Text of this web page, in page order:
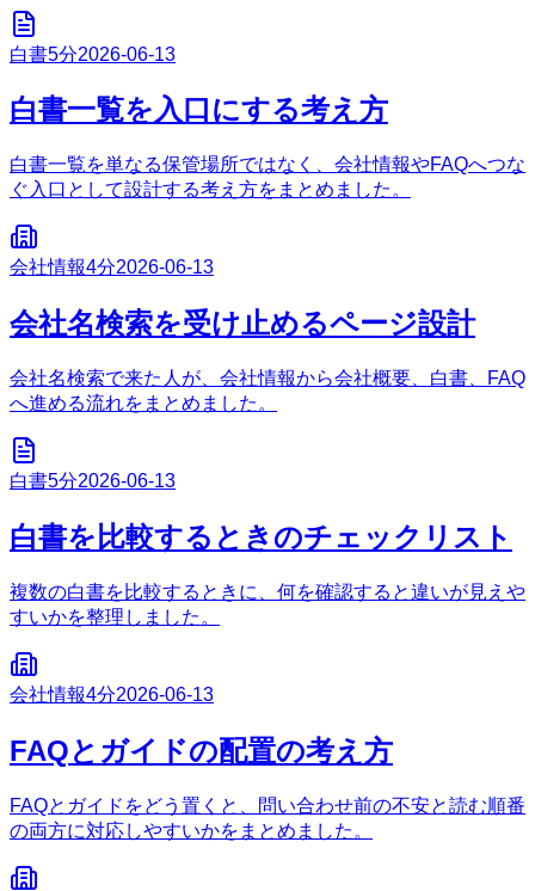
白書5分2026-06-13
白書一覧を入口にする考え方
白書一覧を単なる保管場所ではなく、会社情報やFAQへつな
ぐ入口として設計する考え方をまとめました。
会社情報4分2026-06-13
会社名検索を受け止めるページ設計
会社名検索で来た人が、会社情報から会社概要、白書、FAQ
へ進める流れをまとめました。
白書5分2026-06-13
白書を比較するときのチェックリスト
複数の白書を比較するときに、何を確認すると違いが見えや
すいかを整理しました。
会社情報4分2026-06-13
FAQとガイドの配置の考え方
FAQとガイドをどう置くと、問い合わせ前の不安と読む順番
の両方に対応しやすいかをまとめました。